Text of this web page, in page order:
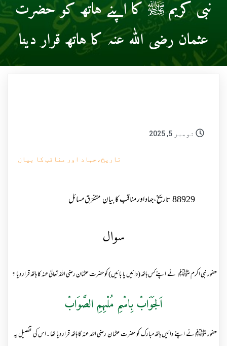
نبی کریم ﷺ کا اپنے ہاتھ کو حضرت
عثمان رضی اللہ عنہ کا ہاتھ قرار دینا
نومبر 5, 2025
تاریخ،جہاد اور مناقب کا بیان
88929تاریخ،جہاد اور مناقب کا بیانمتفرّق مسائل
سوال
حضور نبی اکرم ﷺ نے اپنے کس ہاتھ (دائیں یا بائیں) کو حضرت عثمان رضی اللہُ تعالیٰ عنہ کا ہاتھ قرار دیا ؟
اَلجَوَابْ بِاسْمِ مُلْہِمِ الصَّوَابْ
حضور ﷺ نے اپنے دائیں ہاتھ مبارک کو حضرت عثمان رضی اللہ عنہ کا ہاتھ قرار دیا تھا ۔اس کی تفصیل یہ